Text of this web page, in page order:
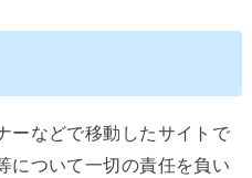
ーなどで移動したサイトで
について一切の責任を負い